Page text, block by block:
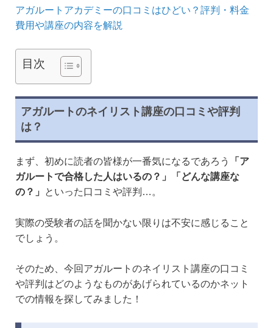
アガルートアカデミーの口コミはひどい？評判・料金
費用や講座の内容を解説
目次
アガルートのネイリスト講座の口コミや評判
は？
まず、初めに読者の皆様が一番気になるであろう
「ア
ガルートで合格した人はいるの？」「どんな講座な
の？」
といった口コミや評判…。
実際の受験者の話を聞かない限りは不安に感じること
でしょう。
そのため、今回アガルートのネイリスト講座の口コミ
や評判はどのようなものがあげられているのかネット
での情報を探してみました！